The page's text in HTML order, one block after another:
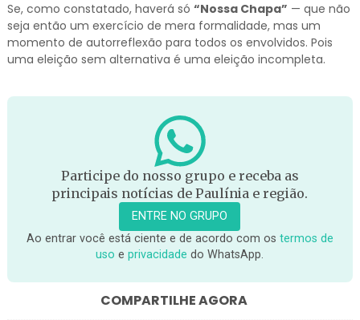
Se, como constatado, haverá só “Nossa Chapa” — que não
seja então um exercício de mera formalidade, mas um
momento de autorreflexão para todos os envolvidos. Pois
uma eleição sem alternativa é uma eleição incompleta.
Participe do nosso grupo e receba as
principais notícias de Paulínia e região.
ENTRE NO GRUPO
Ao entrar você está ciente e de acordo com os termos de
uso eprivacidade do WhatsApp.
COMPARTILHE AGORA